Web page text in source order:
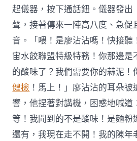
起儀器，按下通話鈕。儀器發
聲，接著傳來一陣高八度、急促
音。「喂！是廖沾沾嗎！快接聽
宙水餃聯盟特級特務！你那邊是
的酸味了？我們需要你的蒜泥！
健檢 ！馬上！」廖沾沾的耳朵
響，他捏著對講機，困惑地喊道
等！我聞到的不是酸味！是麵粉
還有，我現在走不開！我的陳年